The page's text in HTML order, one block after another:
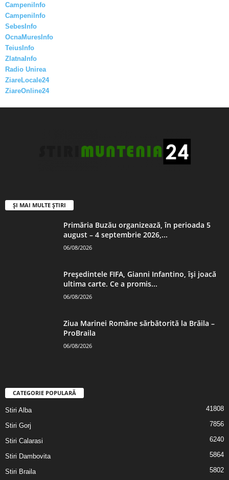
CampeniInfo
CampeniInfo
SebesInfo
OcnaMuresInfo
TeiusInfo
ZlatnaInfo
Radio Unirea
ZiareLocale24
ZiareOnline24
ȘI MAI MULTE ȘTIRI
Primăria Buzău organizează, în perioada 5
august – 4 septembrie 2026,...
06/08/2026
Președintele FIFA, Gianni Infantino, îşi joacă
ultima carte. Ce a promis...
06/08/2026
Ziua Marinei Române sărbătorită la Brăila –
ProBraila
06/08/2026
CATEGORIE POPULARĂ
Stiri Alba 41808
Stiri Gorj 7856
Stiri Calarasi 6240
Stiri Dambovita 5864
Stiri Braila 5802